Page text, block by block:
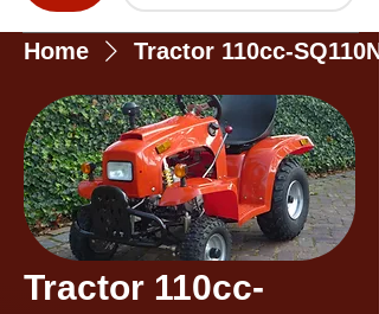
Home Tractor 110cc-
Tractor 110cc-